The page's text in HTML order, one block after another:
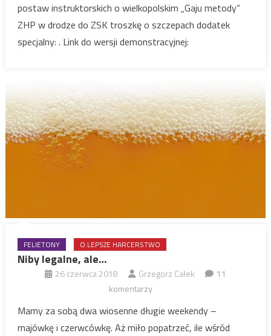
postaw instruktorskich o wielkopolskim „Gaju metody”
ZHP w drodze do ZSK troszkę o szczepach dodatek
specjalny: . Link do wersji demonstracyjnej:
FELIETONY O LEPSZE HARCERSTWO
Niby legalne, ale…
26 czerwca 2018 Grzegorz Całek
11
komentarzy
Mamy za sobą dwa wiosenne długie weekendy –
majówkę i czerwcówkę. Aż miło popatrzeć, ile wśród